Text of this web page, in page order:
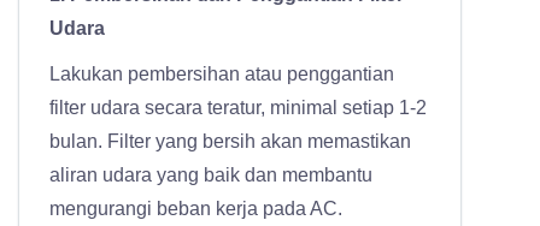
Udara
Lakukan pembersihan atau penggantian
filter udara secara teratur, minimal setiap 1-2
bulan. Filter yang bersih akan memastikan
aliran udara yang baik dan membantu
mengurangi beban kerja pada AC.